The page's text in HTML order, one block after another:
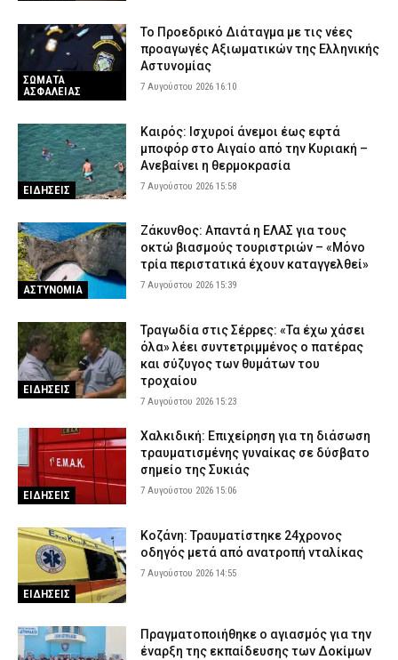
ΣΩΜΑΤΑ
ΑΣΦΑΛΕΙΑΣ
Το Προεδρικό Διάταγμα με τις νέες
προαγωγές Αξιωματικών της Ελληνικής
Αστυνομίας
7 Αυγούστου 2026 16:10
ΕΙΔΗΣΕΙΣ
Καιρός: Ισχυροί άνεμοι έως εφτά
μποφόρ στο Αιγαίο από την Κυριακή –
Ανεβαίνει η θερμοκρασία
7 Αυγούστου 2026 15:58
ΑΣΤΥΝΟΜΙΑ
Ζάκυνθος: Απαντά η ΕΛΑΣ για τους
οκτώ βιασμούς τουριστριών – «Μόνο
τρία περιστατικά έχουν καταγγελθεί»
7 Αυγούστου 2026 15:39
ΕΙΔΗΣΕΙΣ
Τραγωδία στις Σέρρες: «Τα έχω χάσει
όλα» λέει συντετριμμένος ο πατέρας
και σύζυγος των θυμάτων του
τροχαίου
7 Αυγούστου 2026 15:23
ΕΙΔΗΣΕΙΣ
Χαλκιδική: Επιχείρηση για τη διάσωση
τραυματισμένης γυναίκας σε δύσβατο
σημείο της Συκιάς
7 Αυγούστου 2026 15:06
ΕΙΔΗΣΕΙΣ
Κοζάνη: Τραυματίστηκε 24χρονος
οδηγός μετά από ανατροπή νταλίκας
7 Αυγούστου 2026 14:55
Πραγματοποιήθηκε ο αγιασμός για την
έναρξη της εκπαίδευσης των Δοκίμων